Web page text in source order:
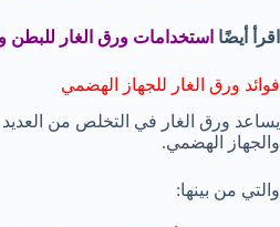
اقرأ أيضًا استخدامات ورق الغار للبطن
فوائد ورق الغار للجهاز الهضمي
يساعد ورق الغار في التخلص من
والجهاز الهضمي.
والتي من بينها: